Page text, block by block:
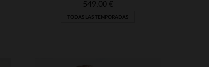
549,00 €
TODAS LAS TEMPORADAS